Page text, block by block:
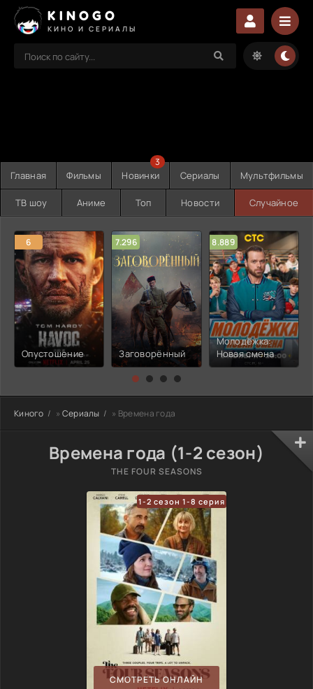
KINOGO
КИНО И СЕРИАЛЫ
Главная Фильмы Новинки
3
Сериалы Мультфильмы
ТВ шоу Аниме Топ Новости Случайное
6
Опустошение
7.296
Заговорённый
8.889
Молодёжка:
Новая смена
Киного » Сериалы » Времена года
Времена года (1-2 сезон)
THE FOUR SEASONS
1-2 сезон 1-8 серия
СМОТРЕТЬ ОНЛАЙН